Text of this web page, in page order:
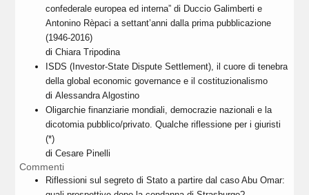
confederale europea ed interna” di Duccio Galimberti e
Antonino Rèpaci a settant’anni dalla prima pubblicazione
(1946-2016)
di Chiara Tripodina
ISDS (Investor-State Dispute Settlement), il cuore di tenebra
della global economic governance e il costituzionalismo
di Alessandra Algostino
Oligarchie finanziarie mondiali, democrazie nazionali e la
dicotomia pubblico/privato. Qualche riflessione per i giuristi
(*)
di Cesare Pinelli
Commenti
Riflessioni sul segreto di Stato a partire dal caso Abu Omar: